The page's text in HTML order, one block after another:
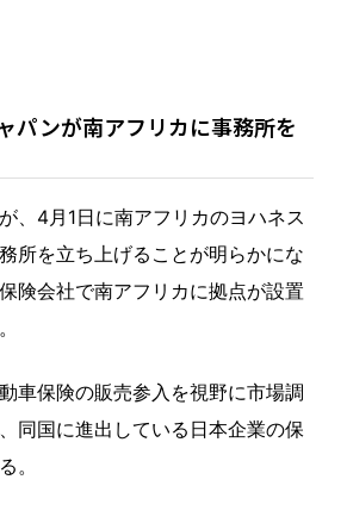
パンが南アフリカに事務所を
、4月1日に南アフリカのヨハネス
所を立ち上げることが明らかにな
険会社で南アフリカに拠点が設置
車保険の販売参入を視野に市場調
同国に進出している日本企業の保
。